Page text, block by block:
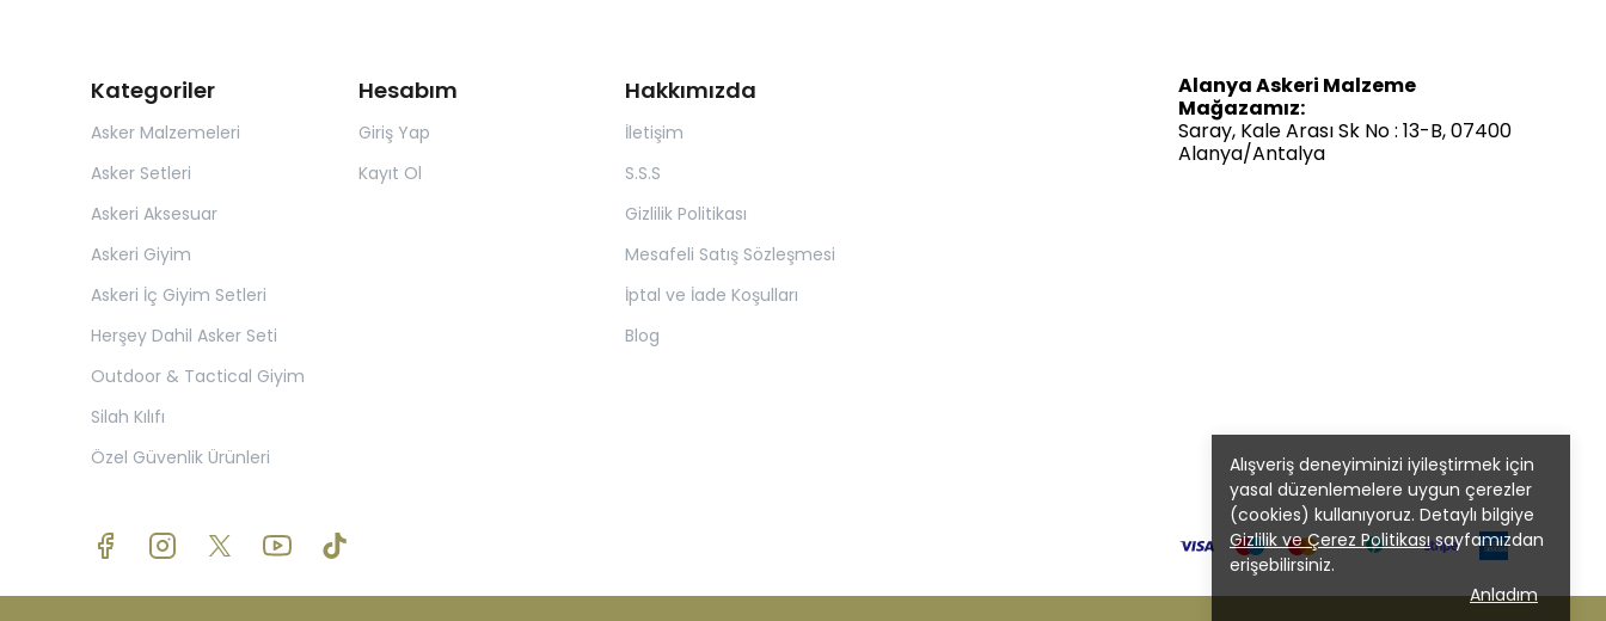
Alışveriş deneyiminizi iyileştirmek için
yasal düzenlemelere uygun çerezler
(cookies) kullanıyoruz. Detaylı bilgiye
Gizlilik ve Çerez Politikasısayfamızdan
erişebilirsiniz.
Anladım
Kategoriler
Asker Malzemeleri
Asker Setleri
Askeri Aksesuar
Askeri Giyim
Askeri İç Giyim Setleri
Herşey Dahil Asker Seti
Outdoor & Tactical Giyim
Silah Kılıfı
Özel Güvenlik Ürünleri
Hesabım
Giriş Yap
Kayıt Ol
Hakkımızda
İletişim
S.S.S
Gizlilik Politikası
Mesafeli Satış Sözleşmesi
İptal ve İade Koşulları
Blog
Alanya Askeri Malzeme
Mağazamız:
Saray, Kale Arası Sk No : 13-B, 07400
Alanya/Antalya